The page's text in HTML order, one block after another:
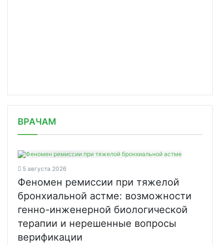
ВРАЧАМ
5 августа 2026
Феномен ремиссии при тяжелой
бронхиальной астме: возможности
генно-инженерной биологической
терапии и нерешенные вопросы
верификации